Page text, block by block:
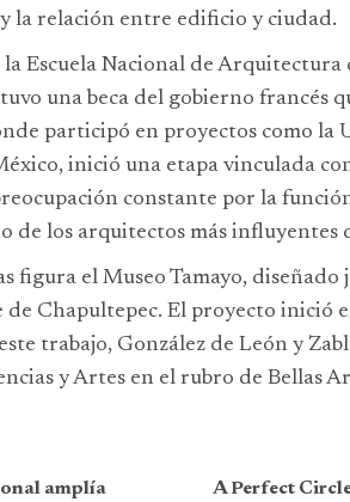
la relación entre edificio y ciudad.
Escuela Nacional de
una beca del gobierno francés
participó en proyectos como la
inició una etapa vinculada
constante por la
de los arquitectos más influyentes
figura el Museo Tamayo,
de Chapultepec. El proyecto inició
trabajo, González de León y
y Artes en el rubro de Bellas
amplía
A Perfect